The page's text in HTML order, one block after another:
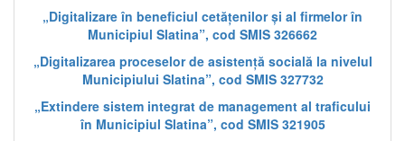
„Digitalizare în beneficiul cetățenilor și al firmelor în
Municipiul Slatina”, cod SMIS 326662
„Digitalizarea proceselor de asistență socială la nivelul
Municipiului Slatina”, cod SMIS 327732
„Extindere sistem integrat de management al traficului
în Municipiul Slatina”, cod SMIS 321905